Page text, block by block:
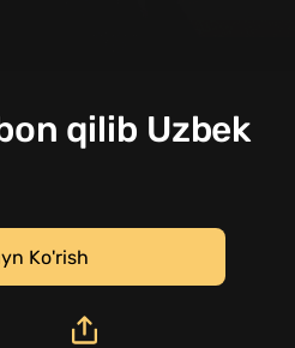
qilib Uzbek
Ko'rish